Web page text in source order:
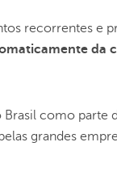
recorrentes e
da
como parte
grandes